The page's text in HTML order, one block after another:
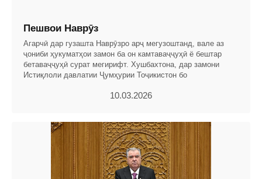
Пешвои Наврӯз
Агарчӣ дар гузашта Наврӯзро арҷ мегузоштанд, вале аз
ҷониби ҳукуматҳои замон ба он камтаваҷҷуҳӣ ё бештар
бетаваҷҷуҳӣ сурат мегирифт. Хушбахтона, дар замони
Истиқлоли давлатии Ҷумҳурии Тоҷикистон бо
10.03.2026